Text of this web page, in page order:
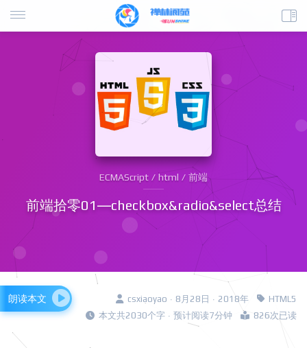
ECMAScript / html / 前端
前端拾零01—checkbox&radio&select总结
csxiaoyao · 8月28日 · 2018年
HTML5
本文共2030个字 · 预计阅读7分钟
826次已读
朗读本文